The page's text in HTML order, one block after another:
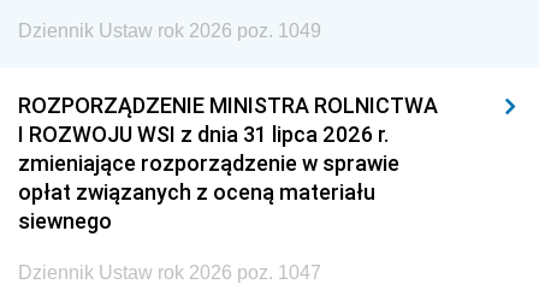
Dziennik Ustaw rok 2026 poz. 1049
ROZPORZĄDZENIE MINISTRA ROLNICTWA
I ROZWOJU WSI z dnia 31 lipca 2026 r.
zmieniające rozporządzenie w sprawie
opłat związanych z oceną materiału
siewnego
Dziennik Ustaw rok 2026 poz. 1047